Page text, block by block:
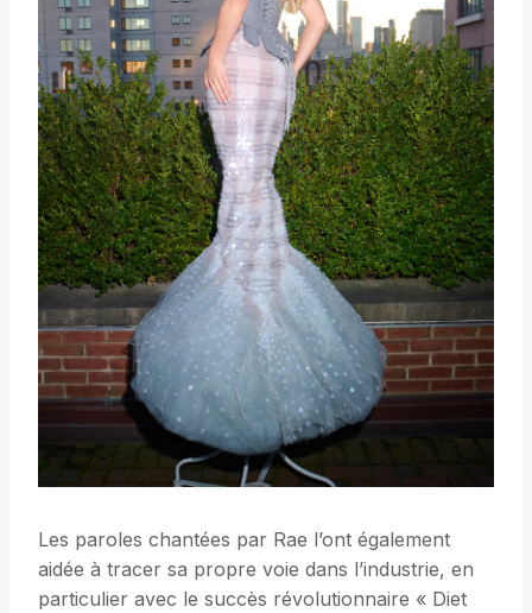
Les paroles chantées par Rae l’ont également
aidée à tracer sa propre voie dans l’industrie, en
particulier avec le succès révolutionnaire « Diet